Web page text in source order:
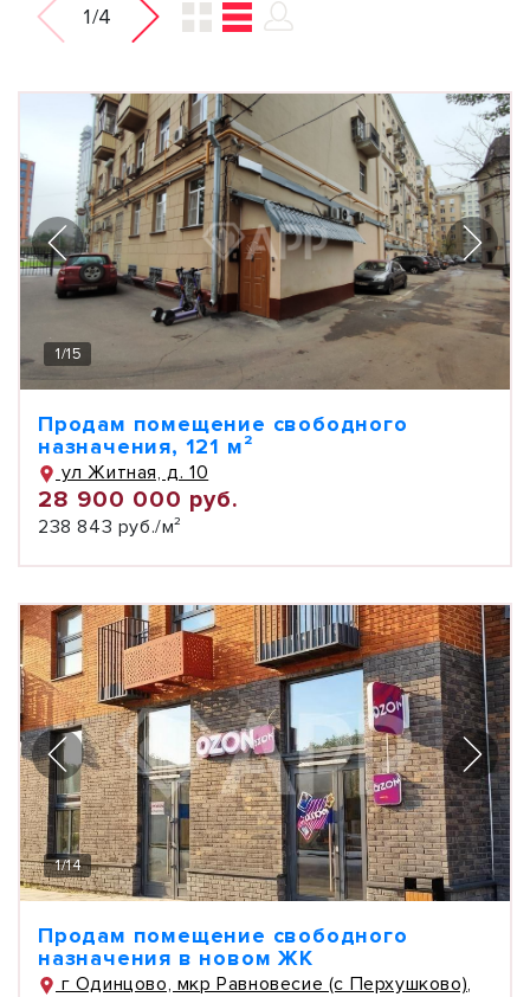
1/4
1/15
Продам помещение свободного
назначения, 121 м²
ул Житная, д. 10
28 900 000 руб.
238 843 руб./м²
1/14
Продам помещение свободного
назначения в новом ЖК
г Одинцово, мкр Равновесие (с Перхушково),